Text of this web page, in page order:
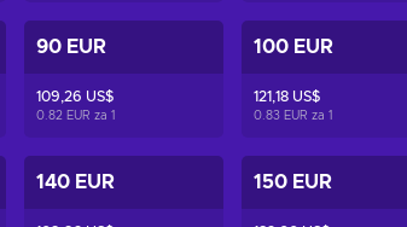
90 EUR
109,26 US$
0.82 EUR za1
100 EUR
121,18 US$
0.83 EUR za1
140 EUR 150 EUR